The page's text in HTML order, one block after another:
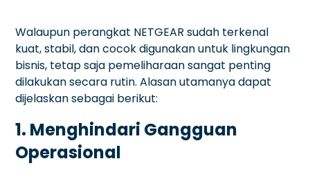
Walaupun perangkat NETGEAR sudah terkenal
kuat, stabil, dan cocok digunakan untuk lingkungan
bisnis, tetap saja pemeliharaan sangat penting
dilakukan secara rutin. Alasan utamanya dapat
dijelaskan sebagai berikut:
1. Menghindari Gangguan
Operasional